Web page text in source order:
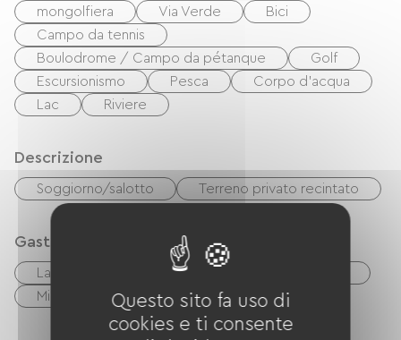
mongolfiera
Via Verde
Bici
Campo da tennis
Boulodrome / Campo da pétanque
Golf
Escursionismo
Pesca
Corpo d'acqua
Lac
Riviere
Descrizione
Soggiorno/salotto Terreno privato recintato
Gastronomia
Lave-vaisselle Réfrigérateur
Microonde
cucinino
Questo sito fa uso di
cookies e ti consente